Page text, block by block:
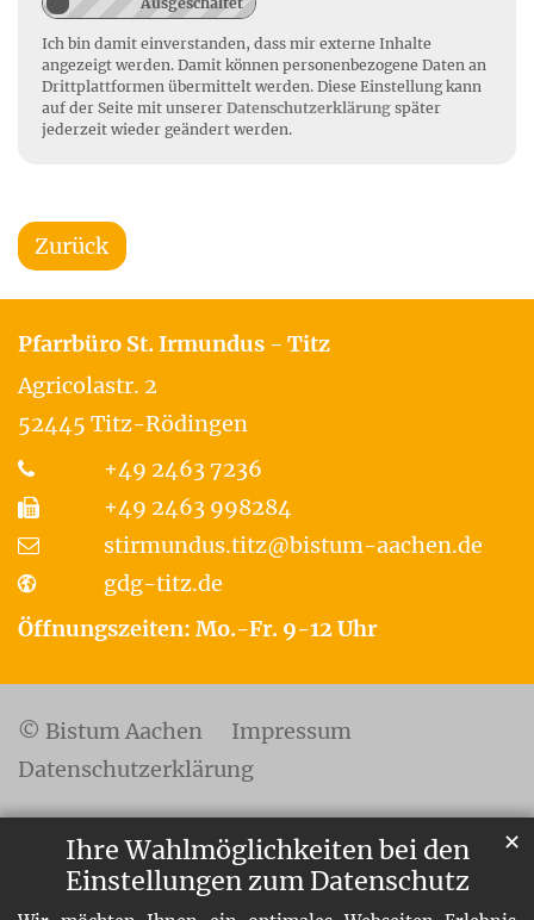
Ihre Wahlmöglichkeiten bei den
Einstellungen zum Datenschutz
✕
Ich bin damit einverstanden, dass mir externe Inhalte
angezeigt werden. Damit können personenbezogene Daten an
Drittplattformen übermittelt werden. Diese Einstellung kann
auf der Seite mit unserer Datenschutzerklärung später
jederzeit wieder geändert werden.
Zurück
Pfarrbüro St. Irmundus - Titz
Agricolastr. 2
52445 Titz-Rödingen
+49 2463 7236
+49 2463 998284
stirmundus.titz@bistum-aachen.de
gdg-titz.de
Öffnungszeiten: Mo.-Fr. 9-12 Uhr
© Bistum Aachen
Impressum
Datenschutzerklärung